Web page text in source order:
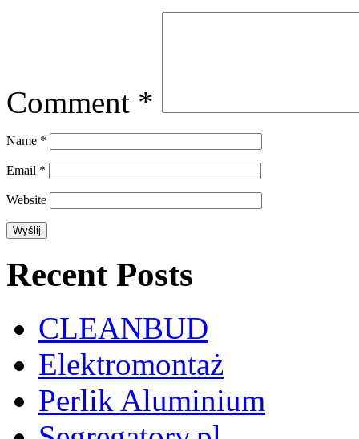
Comment *
Name *
Email *
Website
Recent Posts
CLEANBUD
Elektromontaż
Perlik Aluminium